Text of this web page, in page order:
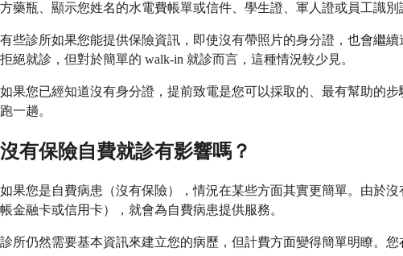
方藥瓶、顯示您姓名的水電費帳單或信件、學生證、軍人證或員工識
有些診所如果您能提供保險資訊，即使沒有帶照片的身分證，也會繼
拒絕就診，但對於簡單的 walk-in 就診而言，這種情況較少見。
如果您已經知道沒有身分證，提前致電是您可以採取的、最有幫助的
跑一趟。
沒有保險自費就診有影響嗎？
如果您是自費病患（沒有保險），情況在某些方面其實更簡單。由於
帳金融卡或信用卡），就會為自費病患提供服務。
診所仍然需要基本資訊來建立您的病歷，但計費方面變得簡單明瞭。